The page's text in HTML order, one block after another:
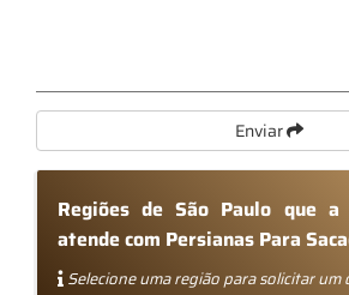
Enviar
Regiões de São Paulo que
atende com Persianas Para
Selecione uma região para solicitar um